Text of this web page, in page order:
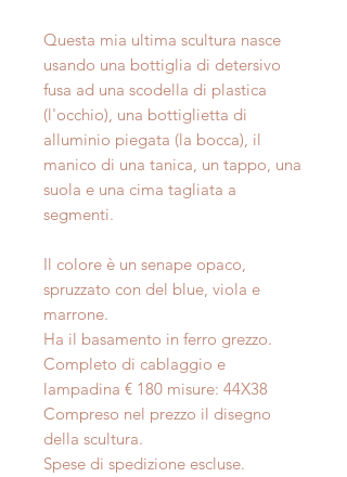
Questa mia ultima scultura nasce
usando una bottiglia di detersivo
fusa ad una scodella di plastica
(l'occhio), una bottiglietta di
alluminio piegata (la bocca), il
manico di una tanica, un tappo, una
suola e una cima tagliata a
segmenti.
Il colore è un senape opaco,
spruzzato con del blue, viola e
marrone.
Ha il basamento in ferro grezzo.
Completo di cablaggio e
lampadina € 180 misure: 44X38
Compreso nel prezzo il disegno
della scultura.
Spese di spedizione escluse.